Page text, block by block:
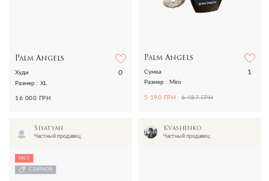
Palm Angels
0
Худи
Размер : XL
16 000 ГРН
Palm Angels
1
Сумка
Размер : Mini
5 190 ГРН 6 487 ГРН
Sisatyan
Частный продавец
SALE
С БИРКОЙ
Kvashenko
Частный продавец